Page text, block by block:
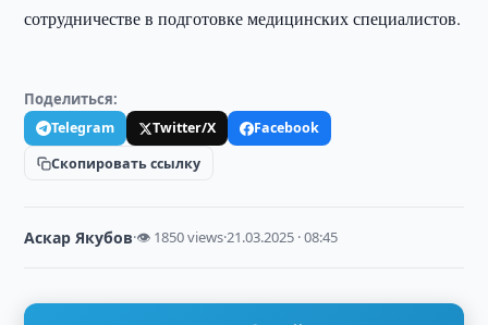
сотрудничестве в подготовке медицинских специалистов.
Поделиться:
Telegram Twitter/X
Facebook
Скопировать ссылку
Аскар Якубов·👁 1850 views·21.03.2025 · 08:45